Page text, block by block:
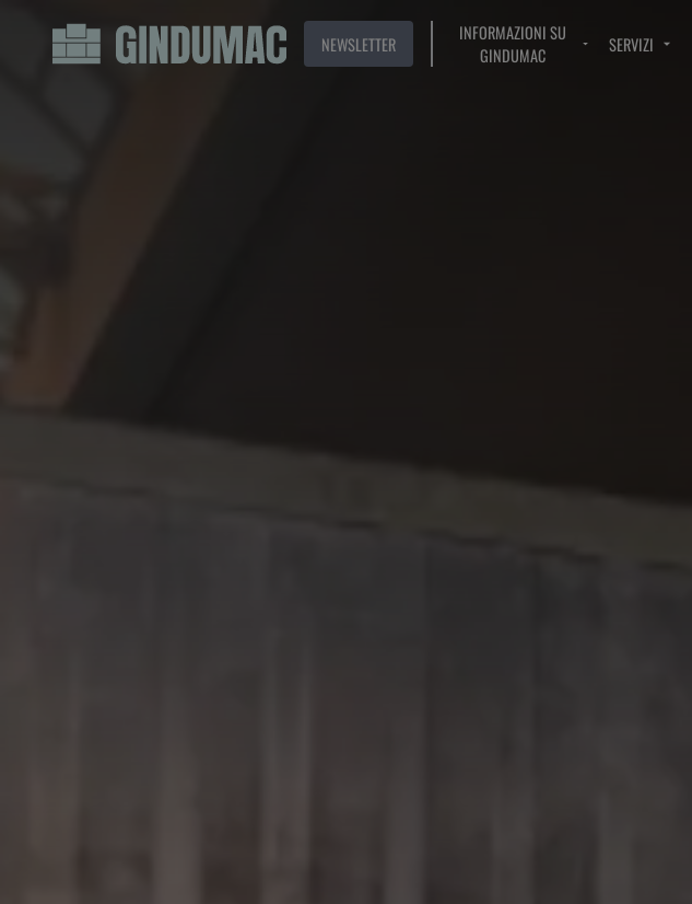
NEWSLETTER
INFORMAZIONI SU
GINDUMAC
SERVIZI